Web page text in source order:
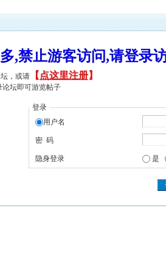
多,禁止游客访问,请登
，或请 【 点这里注册】
坛即可游览帖子
登录
用户名
密 码
隐身登录 是